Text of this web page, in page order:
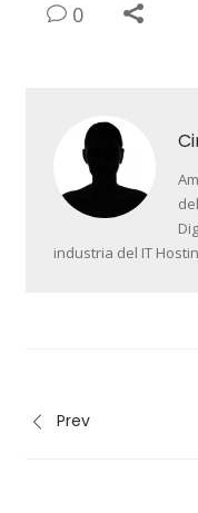
0
industria del IT
Prev